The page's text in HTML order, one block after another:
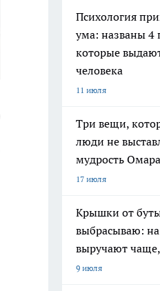
Психология
ума: названы 4
которые
человека
11 июля
Три вещи,
люди не
мудрость
17 июля
Крышки от
выбрасываю:
выручают
9 июля